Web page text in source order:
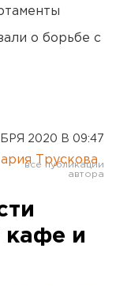
о борьбе с
2020 В 09:47
Трускова
кафе и